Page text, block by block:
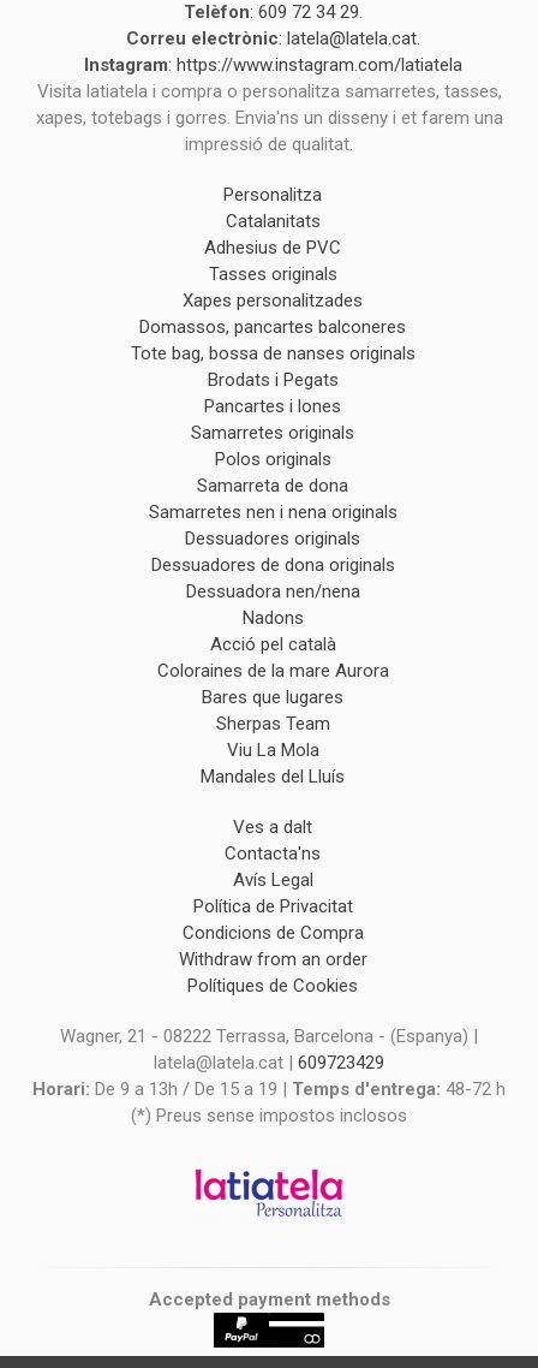
Telèfon: 609 72 34 29.
Correu electrònic: latela@latela.cat.
Instagram: https://www.instagram.com/latiatela
Visita latiatela i compra o personalitza samarretes, tasses,
xapes, totebags i gorres. Envia'ns un disseny i et farem una
impressió de qualitat.
Personalitza
Catalanitats
Adhesius de PVC
Tasses originals
Xapes personalitzades
Domassos, pancartes balconeres
Tote bag, bossa de nanses originals
Brodats i Pegats
Pancartes i lones
Samarretes originals
Polos originals
Samarreta de dona
Samarretes nen i nena originals
Dessuadores originals
Dessuadores de dona originals
Dessuadora nen/nena
Nadons
Acció pel català
Coloraines de la mare Aurora
Bares que lugares
Sherpas Team
Viu La Mola
Mandales del Lluís
Ves a dalt
Contacta'ns
Avís Legal
Política de Privacitat
Condicions de Compra
Withdraw from an order
Polítiques de Cookies
Wagner, 21 - 08222 Terrassa, Barcelona - (Espanya) |
latela@latela.cat | 609723429
Horari: De 9 a 13h / De 15 a 19 | Temps d'entrega: 48-72 h
(*) Preus sense impostos inclosos
Accepted payment methods